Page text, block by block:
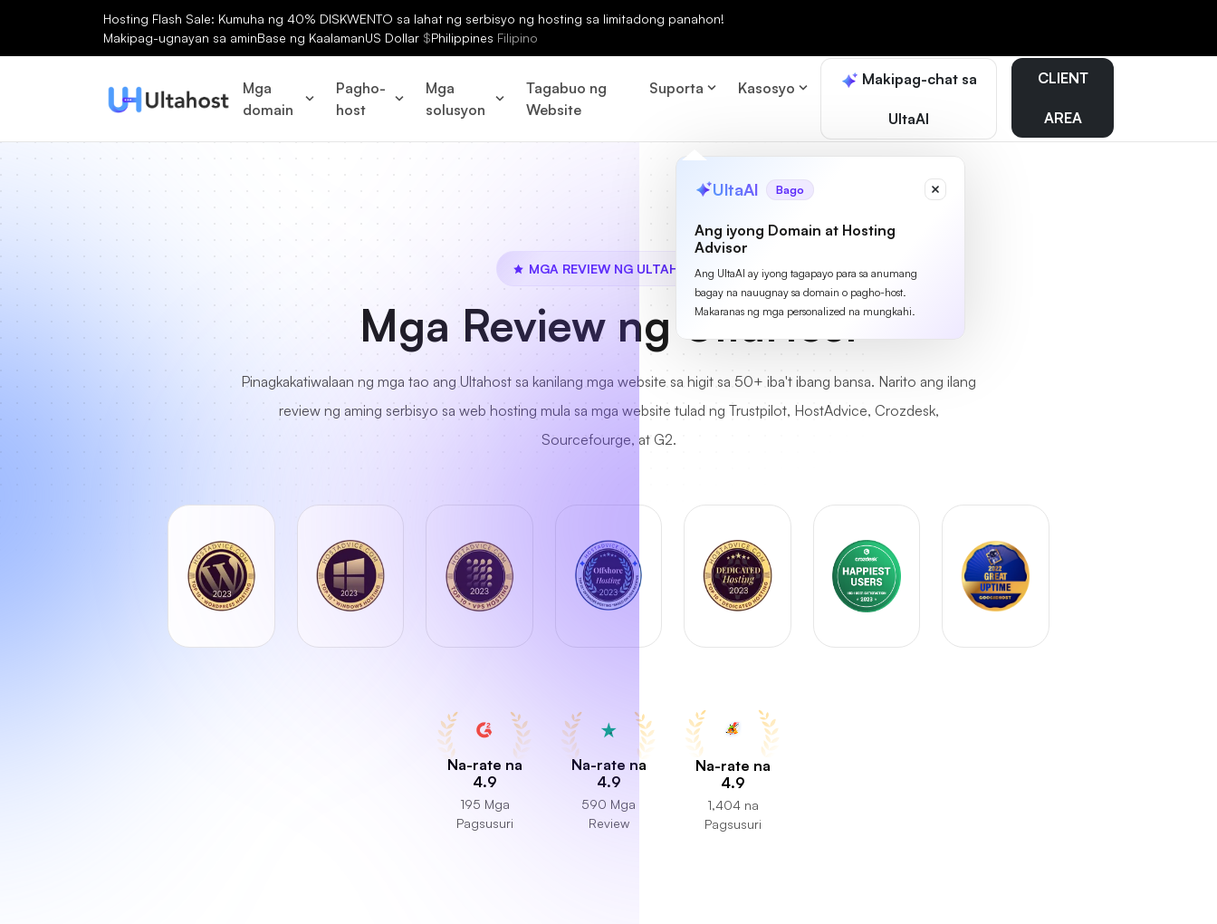
Hosting Flash Sale: Kumuha ng 40% DISKWENTO sa lahat ng serbisyo ng hosting sa limitadong panahon!
Makipag-ugnayan sa aminBase ng KaalamanUS Dollar $Philippines Filipino
Mga
domain
Pagho-
host
Mga
solusyon
Tagabuo ng
Website
Suporta Kasosyo Makipag-chat sa
UltaAI
UltaAI Bago
Ang iyong Domain at Hosting
Advisor
Ang UltaAI ay iyong tagapayo para sa anumang
bagay na nauugnay sa domain o pagho-host.
Makaranas ng mga personalized na mungkahi.
CLIENT
AREA
MGA REVIEW NG ULTAHOST
Mga Review ng UltaHost
Pinagkakatiwalaan ng mga tao ang Ultahost sa kanilang mga website sa higit sa 50+ iba't ibang bansa. Narito ang ilang
review ng aming serbisyo sa web hosting mula sa mga website tulad ng Trustpilot, HostAdvice, Crozdesk,
Sourcefourge, at G2.
Na-rate na
4.9
195 Mga
Pagsusuri
Na-rate na
4.9
590 Mga
Review
Na-rate na
4.9
1,404 na
Pagsusuri